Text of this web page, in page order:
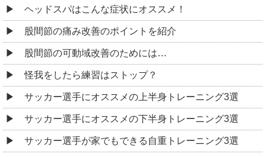
ヘッドスパはこんな症状にオススメ！
股間節の痛み改善のポイントを紹介
股間節の可動域改善のためには…
怪我をしたら練習はストップ？
サッカー選手にオススメの上半身トレーニング3選
サッカー選手にオススメの下半身トレーニング3選
サッカー選手が家でもできる自重トレーニング3選